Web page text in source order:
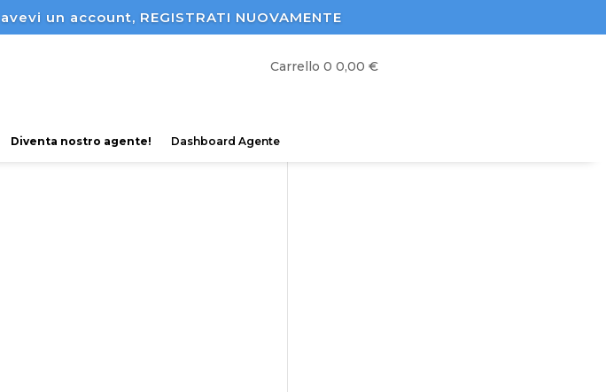
un account, REGISTRATI NUOVAMENTE
Carrello 0 0,00 €
Diventa nostro agente! Dashboard Agente